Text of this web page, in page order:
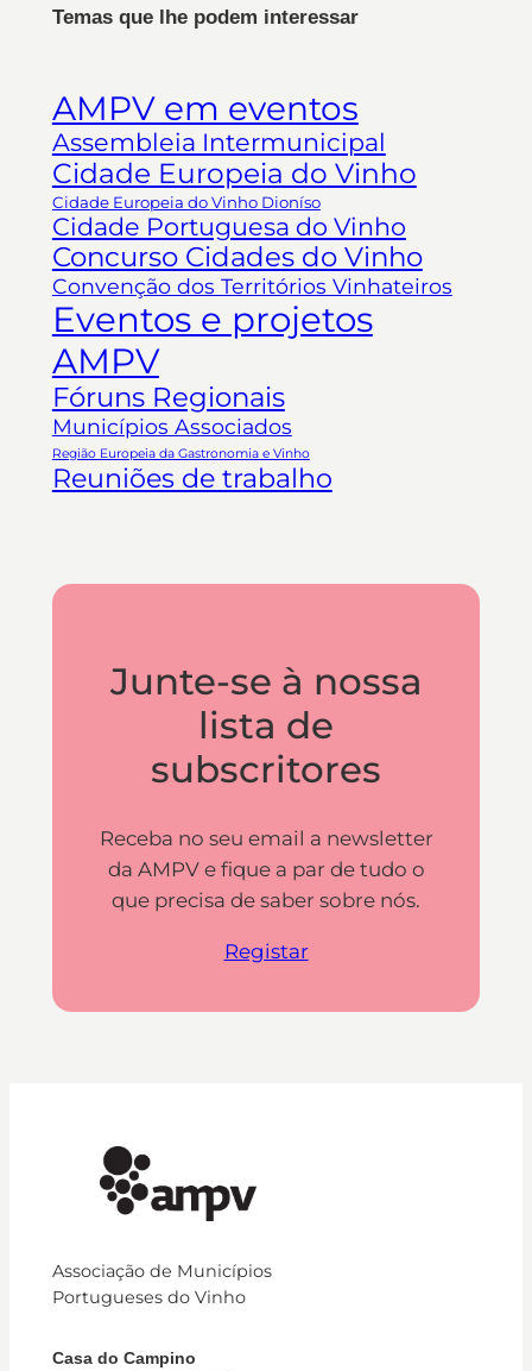
Temas que lhe podem interessar
AMPV em eventos
Assembleia Intermunicipal
Cidade Europeia do Vinho
Cidade Europeia do Vinho Dioníso
Cidade Portuguesa do Vinho
Concurso Cidades do Vinho
Convenção dos Territórios Vinhateiros
Eventos e projetos
AMPV
Fóruns Regionais
Municípios Associados
Região Europeia da Gastronomia e Vinho
Reuniões de trabalho
Junte-se à nossa
lista de
subscritores
Receba no seu email a newsletter
da AMPV e fique a par de tudo o
que precisa de saber sobre nós.
Registar
Associação de Municípios
Portugueses do Vinho
Casa do Campino